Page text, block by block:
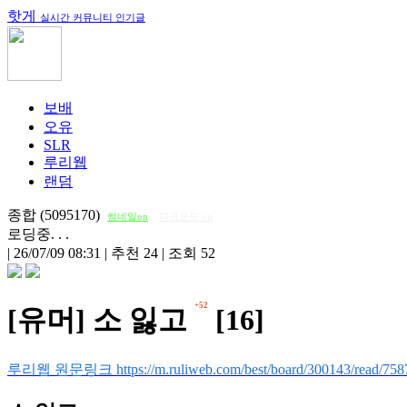
핫게 실시간 커뮤니티 인기글
보배
오유
SLR
루리웹
랜덤
종합 (5095170) 썸네일on
로딩중. . .
| 26/07/09 08:31 | 추천 24 | 조회 52
[유머] 소 잃고 +52 [16]
루리웹 원문링크 https://m.ruliweb.com/best/board/300143/read/